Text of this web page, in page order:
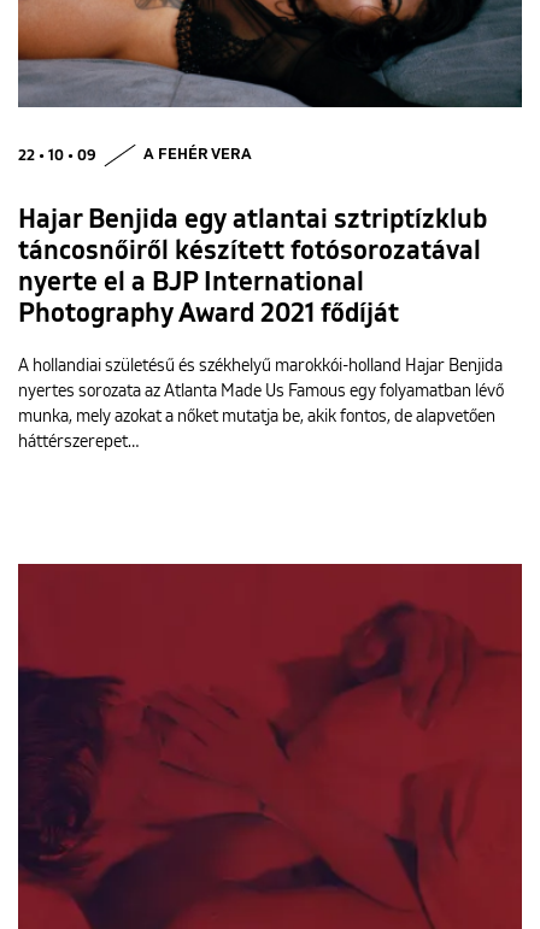
22 • 10 • 09 A FEHÉR VERA
Hajar Benjida egy atlantai sztriptízklub
táncosnőiről készített fotósorozatával
nyerte el a BJP International
Photography Award 2021 fődíját
A hollandiai születésű és székhelyű marokkói-holland Hajar Benjida
nyertes sorozata az Atlanta Made Us Famous egy folyamatban lévő
munka, mely azokat a nőket mutatja be, akik fontos, de alapvetően
háttérszerepet…